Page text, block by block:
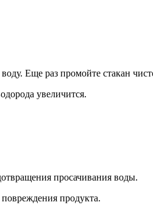
Еще раз промойте стакан
увеличится.
просачивания воды.
продукта.